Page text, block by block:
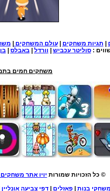
| תגיות משחקים |עולם המשחקים|
:סוליטר עכביש | וורדל |באבלס |
משחקים חמים
© כל הזכויות שמורות יויו אתר משחקים
משחקי בנות |פאזלים |דפי צביעה אונליין